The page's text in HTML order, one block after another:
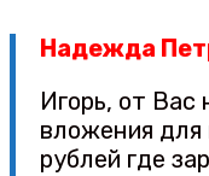
Надежда
Игорь, от
вложения для
рублей где